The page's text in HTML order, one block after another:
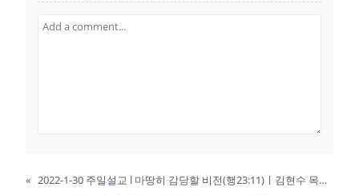
«
2022-1-30 주일설교 l 마땅히 감당할 비전(행23:11)ㅣ김현수 목사ㅣ숭실교회